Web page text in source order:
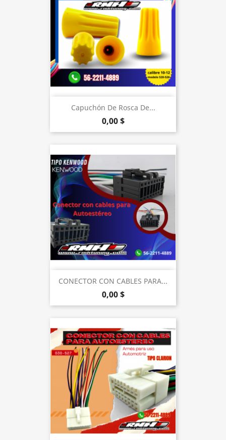
Capuchón De Rosca De...
0,00 $
CONECTOR CON CABLES PARA...
0,00 $